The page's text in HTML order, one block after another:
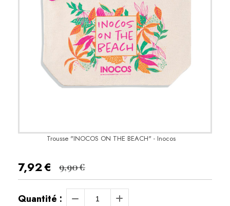
Trousse "INOCOS ON THE BEACH" - Inocos
7,92€ 9,90€
Quantité :